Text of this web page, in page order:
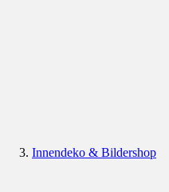
Innendeko & Bildershop